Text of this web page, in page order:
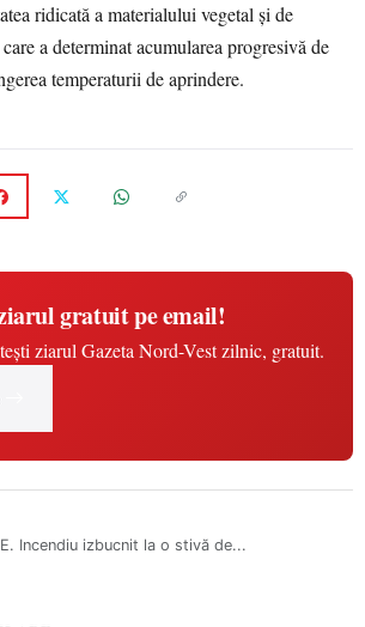
ridicată a materialului vegetal și de
a determinat acumularea progresivă de
temperaturii de aprindere.
gratuit pe email!
ziarul Gazeta Nord-Vest zilnic, gratuit.
Incendiu izbucnit la o stivă de...